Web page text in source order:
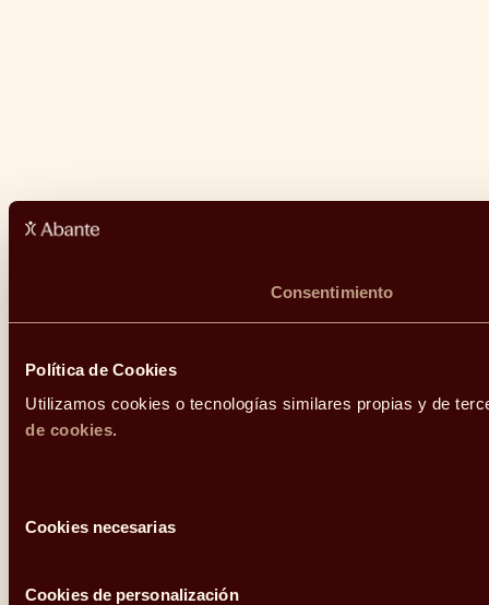
Consentimiento
Política de Cookies
Utilizamos cookies o tecnologías similares propias y de
de cookies.
deCookies necesarias
Cookies de personalización